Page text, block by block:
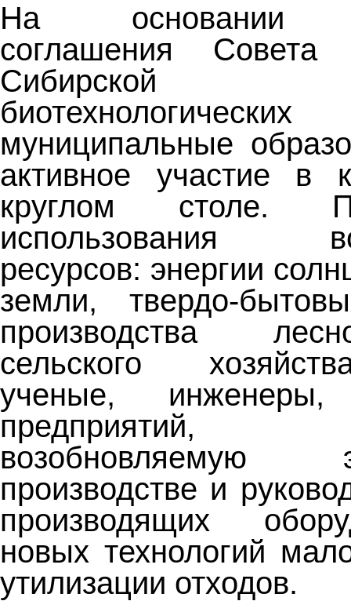
На основании
соглашения Совета
Сибирской
муниципальные
активное участие в
круглом столе.
использования
ресурсов: энергии
земли, твердо-
производства
сельского
ученые, инженеры,
предприятий,
производстве и
производящих
новых технологий
утилизации отходов.